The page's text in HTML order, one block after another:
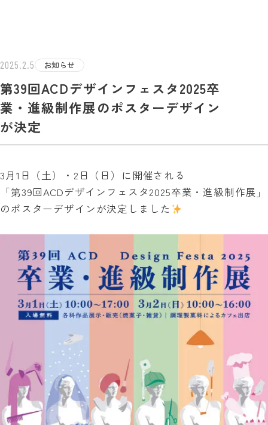
2025.2.5 お知らせ
第39回ACDデザインフェスタ2025卒
業・進級制作展のポスターデザイン
が決定
3月1日（土）・2日（日）に開催される
「第39回ACDデザインフェスタ2025卒業・進級制作展」
のポスターデザインが決定しました